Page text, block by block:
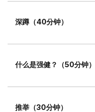
深蹲（40分钟）
什么是强健？（50分钟）
推举（30分钟）